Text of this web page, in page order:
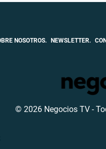
NOSOTROS. NEWSLETTER.
© 2026 Negocios TV -